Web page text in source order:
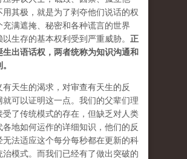
用其极，就是为了剥夺他们说话的权
充满遮掩、秘密和各种谎言的世界
生存的基本权利受到严重威胁。 正
生出语话权，两者统称为知识沟通和
有天生的渴求，对审查有天生的反
就可以证明这一点。我们的父辈们理
受了传统模式的存在，但缺乏对人类
各地如何运作的详细知识，他们的反
无法适应这个每分每秒都在更新的科
治模式。而我们已经有了做出突破的